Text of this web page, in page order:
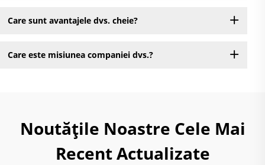
Care sunt avantajele dvs. cheie?
Care este misiunea companiei dvs.?
Noutățile Noastre Cele Mai
Recent Actualizate